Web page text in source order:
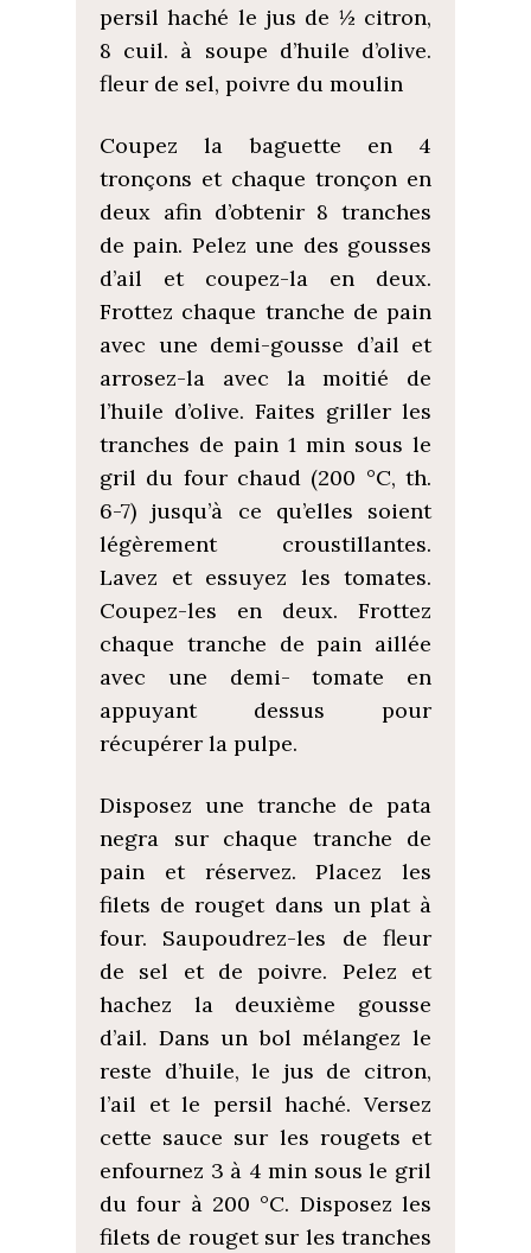
persil haché le jus de ½ citron,
8 cuil. à soupe d’huile d’olive.
fleur de sel, poivre du moulin
Coupez la baguette en 4
tronçons et chaque tronçon en
deux afin d’obtenir 8 tranches
de pain. Pelez une des gousses
d’ail et coupez-la en deux.
Frottez chaque tranche de pain
avec une demi-gousse d’ail et
arrosez-la avec la moitié de
l’huile d’olive. Faites griller les
tranches de pain 1 min sous le
gril du four chaud (200 °C, th.
6-7) jusqu’à ce qu’elles soient
légèrement croustillantes.
Lavez et essuyez les tomates.
Coupez-les en deux. Frottez
chaque tranche de pain aillée
avec une demi- tomate en
appuyant dessus pour
récupérer la pulpe.
Disposez une tranche de pata
negra sur chaque tranche de
pain et réservez. Placez les
filets de rouget dans un plat à
four. Saupoudrez-les de fleur
de sel et de poivre. Pelez et
hachez la deuxième gousse
d’ail. Dans un bol mélangez le
reste d’huile, le jus de citron,
l’ail et le persil haché. Versez
cette sauce sur les rougets et
enfournez 3 à 4 min sous le gril
du four à 200 °C. Disposez les
filets de rouget sur les tranches